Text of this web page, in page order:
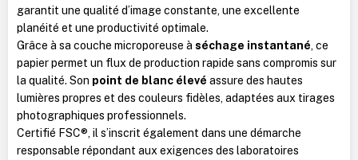
garantit une qualité d’image constante, une excellente
planéité et une productivité optimale.
Grâce à sa couche microporeuse à séchage instantané, ce
papier permet un flux de production rapide sans compromis sur
la qualité. Son point de blanc élevé assure des hautes
lumières propres et des couleurs fidèles, adaptées aux tirages
photographiques professionnels.
Certifié FSC®, il s’inscrit également dans une démarche
responsable répondant aux exigences des laboratoires